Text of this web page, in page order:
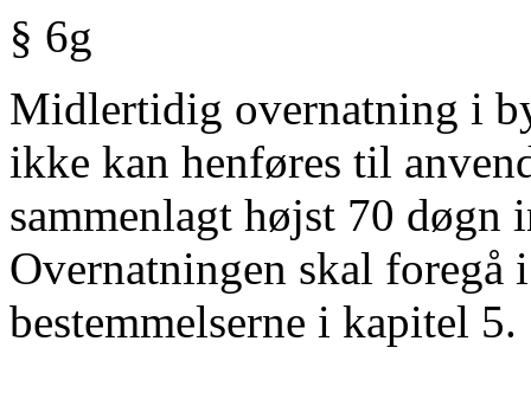
§ 6g
Midlertidig overnatning i
ikke kan henføres til
sammenlagt højst 70 døgn
Overnatningen skal foregå
bestemmelserne i kapitel 5.